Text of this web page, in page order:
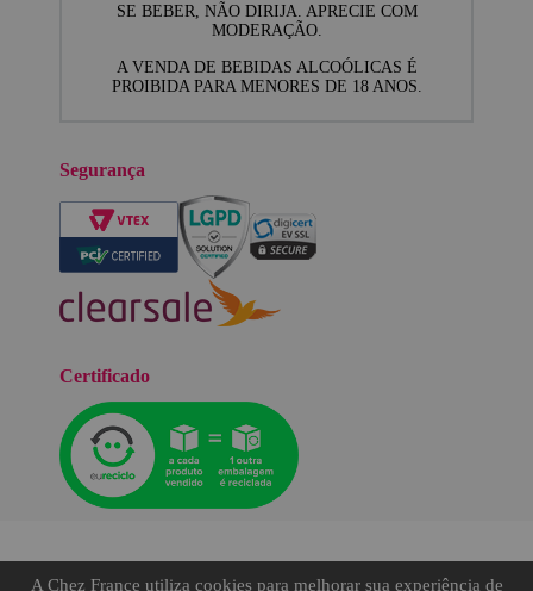
A Chez France utiliza cookies para melhorar sua experiência de
SE BEBER, NÃO DIRIJA. APRECIE COM
MODERAÇÃO.
A VENDA DE BEBIDAS ALCOÓLICAS É
PROIBIDA PARA MENORES DE 18 ANOS.
Segurança
Certificado